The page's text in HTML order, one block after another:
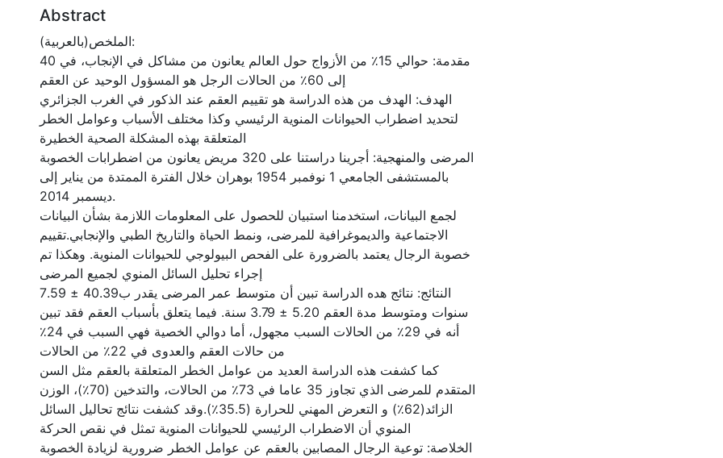
Abstract
الملخص(بالعربية):
مقدمة: حوالي 15٪ من الأزواج حول العالم يعانون من مشاكل في الإنجاب، في 40
إلى 60٪ من الحالات الرجل هو المسؤول الوحيد عن العقم
الهدف: الهدف من هذه الدراسة هو تقييم العقم عند الذكور في الغرب الجزائري
لتحديد اضطراب الحيوانات المنوية الرئيسي وكذا مختلف الأسباب وعوامل الخطر
المتعلقة بهذه المشكلة الصحية الخطيرة
المرضى والمنهجية: أجرينا دراستنا على 320 مريض يعانون من اضطرابات الخصوبة
بالمستشفى الجامعي 1 نوفمبر 1954 بوهران خلال الفترة الممتدة من يناير إلى
ديسمبر 2014.
لجمع البيانات، استخدمنا استبيان للحصول على المعلومات اللازمة بشأن البيانات
الاجتماعية والديموغرافية للمرضى، ونمط الحياة والتاريخ الطبي والإنجابي.تقييم
خصوبة الرجال يعتمد بالضرورة على الفحص البيولوجي للحيوانات المنوية. وهكذا تم
إجراء تحليل السائل المنوي لجميع المرضى
النتائج: نتائج هده الدراسة تبين أن متوسط عمر المرضى يقدر ب40.39 ± 7.59
سنوات ومتوسط مدة العقم 5.20 ± 3.79 سنة. فيما يتعلق بأسباب العقم فقد تبين
أنه في 29٪ من الحالات السبب مجهول، أما دوالي الخصية فهي السبب في 24٪
من حالات العقم والعدوى في 22٪ من الحالات
كما كشفت هذه الدراسة العديد من عوامل الخطر المتعلقة بالعقم مثل السن
المتقدم للمرضى الذي تجاوز 35 عاما في 73٪ من الحالات، والتدخين (70٪)، الوزن
الزائد(62٪) و التعرض المهني للحرارة (35.5٪).وقد كشفت نتائج تحاليل السائل
المنوي أن الاضطراب الرئيسي للحيوانات المنوية تمثل في نقص الحركة
الخلاصة: توعية الرجال المصابين بالعقم عن عوامل الخطر ضرورية لزيادة الخصوبة